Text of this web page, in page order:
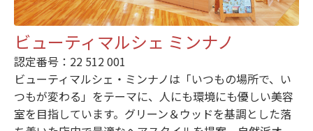
ビューティマルシェ ミンナノ
認定番号：22 512 001
ビューティマルシェ・ミンナノは「いつもの場所で、い
つもが変わる」をテーマに、人にも環境にも優しい美容
室を目指しています。グリーン＆ウッドを基調とした落